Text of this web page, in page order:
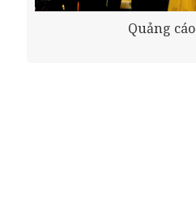
Quảng cáo